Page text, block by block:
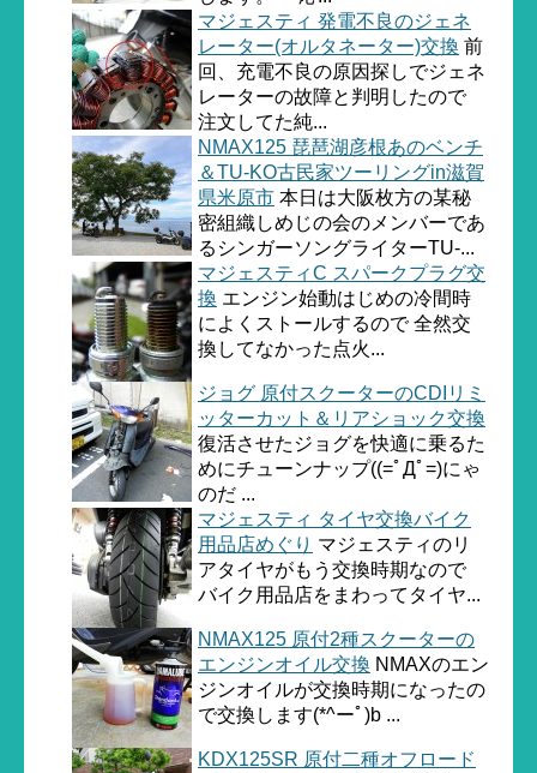
マジェスティ 発電不良のジェネ
レーター(オルタネーター)交換 前
回、充電不良の原因探しでジェネ
レーターの故障と判明したので
注文してた純...
NMAX125 琵琶湖彦根あのベンチ
＆TU-KO古民家ツーリングin滋賀
県米原市 本日は大阪枚方の某秘
密組織しめじの会のメンバーであ
るシンガーソングライターTU-...
マジェスティC スパークプラグ交
換 エンジン始動はじめの冷間時
によくストールするので 全然交
換してなかった点火...
ジョグ 原付スクーターのCDIリミ
ッターカット＆リアショック交換
復活させたジョグを快適に乗るた
めにチューンナップ((=ﾟДﾟ=)にゃ
のだ ...
マジェスティ タイヤ交換バイク
用品店めぐり マジェスティのリ
アタイヤがもう交換時期なので
バイク用品店をまわってタイヤ...
NMAX125 原付2種スクーターの
エンジンオイル交換 NMAXのエン
ジンオイルが交換時期になったの
で交換します(*^ーﾟ)b ...
KDX125SR 原付二種オフロード